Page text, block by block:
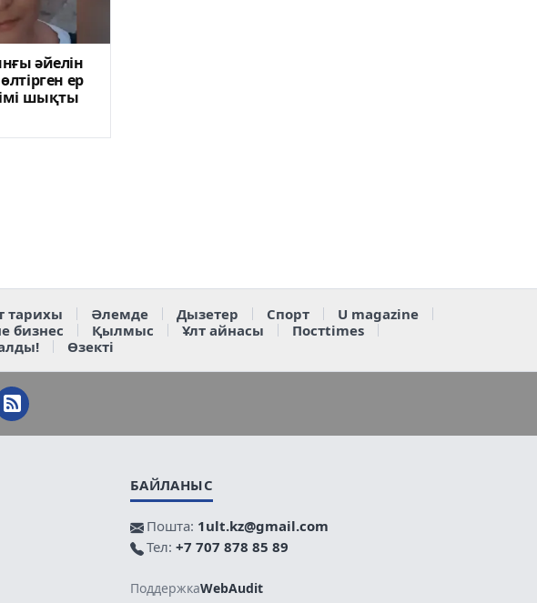
әйелін
ер
шықты
тарихы Әлемде Дызетер Спорт
U magazine
бизнес Қылмыс Ұлт айнасы
Постtimes
Өзекті
БАЙЛАНЫС
Пошта: 1ult.kz@gmail.com
Тел: +7 707 878 85 89
ПоддержкаWebAudit